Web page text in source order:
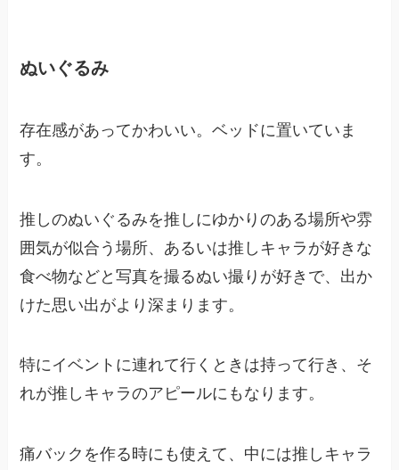
ぬいぐるみ
存在感があってかわいい。ベッドに置いていま
す。
推しのぬいぐるみを推しにゆかりのある場所や雰
囲気が似合う場所、あるいは推しキャラが好きな
食べ物などと写真を撮るぬい撮りが好きで、出か
けた思い出がより深まります。
特にイベントに連れて行くときは持って行き、そ
れが推しキャラのアピールにもなります。
痛バックを作る時にも使えて、中には推しキャラ